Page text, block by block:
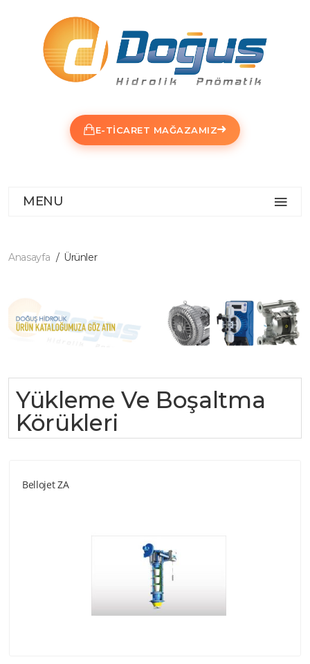
E-TICARET MAĞAZAMIZ
MENU
Anasayfa Ürünler
Yükleme Ve Boşaltma
Körükleri
Bellojet ZA